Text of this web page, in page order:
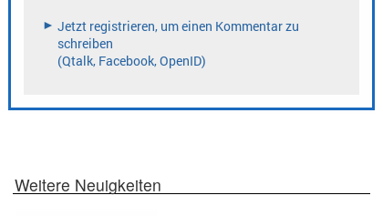
Weitere Neuigkeiten